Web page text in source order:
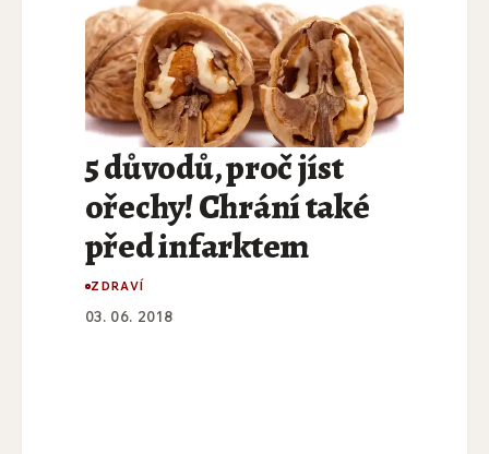
5 důvodů, proč jíst
ořechy! Chrání také
před infarktem
ZDRAVÍ
03. 06. 2018